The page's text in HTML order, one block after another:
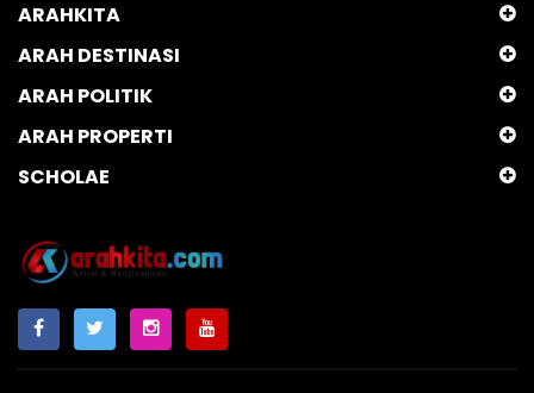
ARAHKITA
ARAH DESTINASI
ARAH POLITIK
ARAH PROPERTI
SCHOLAE